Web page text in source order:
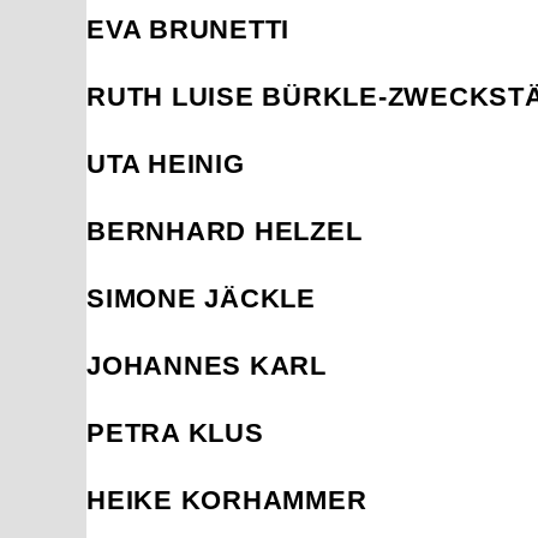
EVA BRUNETTI
RUTH LUISE BÜRKLE-
UTA HEINIG
BERNHARD HELZEL
SIMONE JÄCKLE
JOHANNES KARL
PETRA KLUS
HEIKE KORHAMMER